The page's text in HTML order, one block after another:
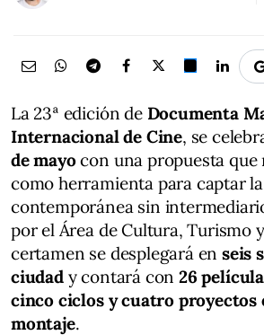
La 23ª edición de Documenta
Internacional de Cine, se
de mayocon una propuesta que
como herramienta para captar
contemporánea sin
por el Área de Cultura, Turismo
certamen se desplegará enseis
ciudady contará con26
cinco ciclos y cuatro proyectos
montaje.